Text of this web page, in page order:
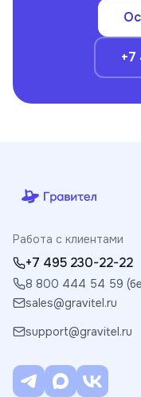
Работа с клиентами
+7 495 230-22-22
8 800 444 54 59
sales@gravitel.ru
support@gravitel.ru